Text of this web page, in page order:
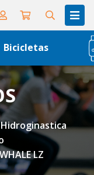
Bicicletas
Hidroginastica
LZ